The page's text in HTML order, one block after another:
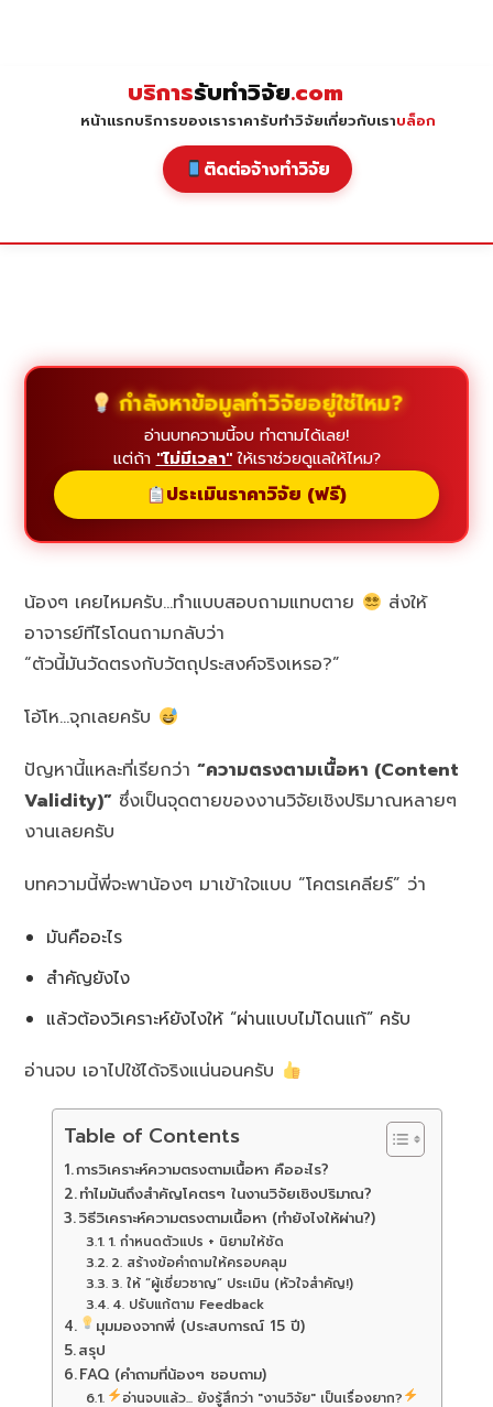
บริการรับทำวิจัย.com
หน้าแรกบริการของเราราคารับทำวิจัยเกี่ยวกับเราบล็อก
ติดต่อจ้างทำวิจัย
กำลังหาข้อมูลทำวิจัยอยู่ใช่ไหม?
อ่านบทความนี้จบ ทำตามได้เลย!
แต่ถ้า "ไม่มีเวลา"ให้เราช่วยดูแลให้ไหม?
ประเมินราคาวิจัย (ฟรี)
น้องๆ เคยไหมครับ…ทำแบบสอบถามแทบตาย
ส่งให้
อาจารย์ทีไรโดนถามกลับว่า
“ตัวนี้มันวัดตรงกับวัตถุประสงค์จริงเหรอ?”
โอ้โห…จุกเลยครับ
ปัญหานี้แหละที่เรียกว่า“ความตรงตามเนื้อหา (Content
Validity)” ซึ่งเป็นจุดตายของงานวิจัยเชิงปริมาณหลายๆ
งานเลยครับ
บทความนี้พี่จะพาน้องๆ มาเข้าใจแบบ “โคตรเคลียร์” ว่า
มันคืออะไร
สำคัญยังไง
แล้วต้องวิเคราะห์ยังไงให้ “ผ่านแบบไม่โดนแก้” ครับ
อ่านจบ เอาไปใช้ได้จริงแน่นอนครับ
Table of Contents
การวิเคราะห์ความตรงตามเนื้อหา คืออะไร?
ทำไมมันถึงสำคัญโคตรๆ ในงานวิจัยเชิงปริมาณ?
วิธีวิเคราะห์ความตรงตามเนื้อหา (ทำยังไงให้ผ่าน?)
1. กำหนดตัวแปร + นิยามให้ชัด
2. สร้างข้อคำถามให้ครอบคลุม
3. ให้ “ผู้เชี่ยวชาญ” ประเมิน (หัวใจสำคัญ!)
4. ปรับแก้ตาม Feedback
มุมมองจากพี่ (ประสบการณ์ 15 ปี)
สรุป
FAQ (คำถามที่น้องๆ ชอบถาม)
อ่านจบแล้ว... ยังรู้สึกว่า "งานวิจัย" เป็นเรื่องยาก?